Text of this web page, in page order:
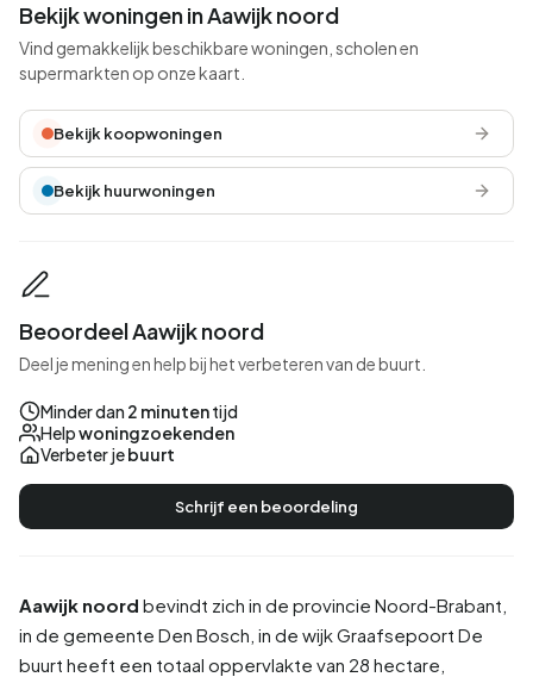
Aawijk noord bevindt zich in de provincie Noord-Brabant
in de gemeente Den Bosch , in de wijkGraafsepoort De
buurt heeft een totaal oppervlakte van 28 hectare,
Bekijk woningen in Aawijk noord
Vind gemakkelijk beschikbare woningen, scholen en
supermarkten op onze kaart.
Bekijk koopwoningen
Bekijk huurwoningen
Beoordeel Aawijk noord
Deel je mening en help bij het verbeteren van de buurt.
Minder dan 2 minutentijd
Helpwoningzoekenden
Verbeter jebuurt
Schrijf een beoordeling